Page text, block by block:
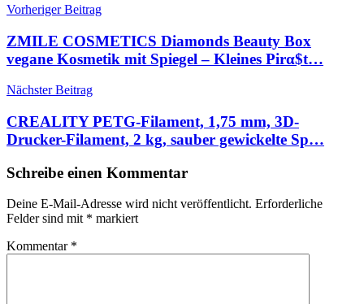
Beitragsnavigation
Vorheriger Beitrag
ZMILE COSMETICS Diamonds Beauty Box
vegane Kosmetik mit Spiegel – Kleines Pirα$t…
Nächster Beitrag
CREALITY PETG-Filament, 1,75 mm, 3D-
Drucker-Filament, 2 kg, sauber gewickelte Sp…
Schreibe einen Kommentar
Deine E-Mail-Adresse wird nicht veröffentlicht. Erforderliche
Felder sind mit * markiert
Kommentar *